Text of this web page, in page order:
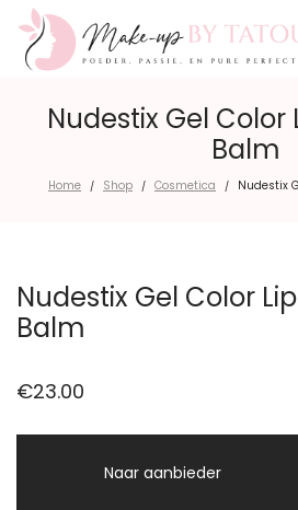
Nudestix Gel Color
Balm
Home / Shop / Cosmetica / Nudestix
Nudestix Gel Color
Balm
€23.00
Naar aanbieder